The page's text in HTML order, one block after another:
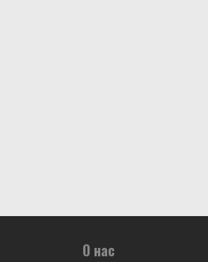
О нас